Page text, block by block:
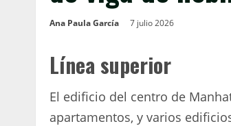
Ana Paula García 7 julio 2026
Línea superior
El edificio del centro de
apartamentos, y varios